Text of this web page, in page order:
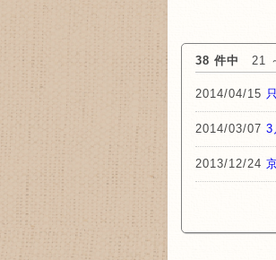
https://
https://
http://
http://
38 件中 21
2014/04/15
2014/03/07 3
2013/12/24